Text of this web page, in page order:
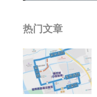
热门文章